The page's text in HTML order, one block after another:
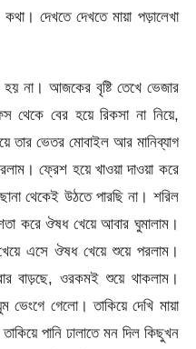
দেখতে দেখতে মায়া পড়ালেখা
হয় না। আজকের বৃষ্টি তেখে ভেজার
থেকে বের হয়ে রিকসা না নিয়ে,
তার ভেতর মোবাইল আর মানিব্যাগ
ফ্রেশ হয়ে খাওয়া দাওয়া করে
থেকেই উঠতে পারছি না। শরিল
করে ঔষধ খেয়ে আবার ঘুমালাম।
এসে ঔষধ খেয়ে শুয়ে পরলাম।
বাড়ছে, ওরকমই শুয়ে থাকলাম।
ভেংগে গেলো। তাকিয়ে দেখি মায়া
পানি ঢালাতে মন দিল কিছুখন